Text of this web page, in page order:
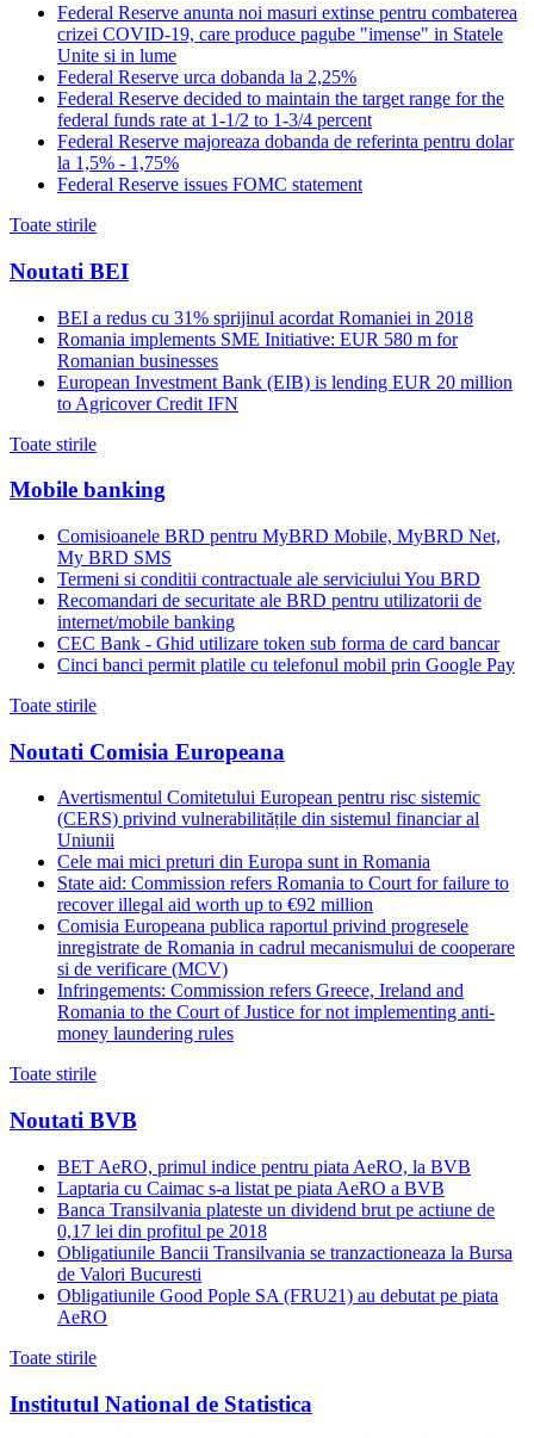
Federal Reserve anunta noi masuri extinse pentru combaterea
crizei COVID-19, care produce pagube "imense" in Statele
Unite si in lume
Federal Reserve urca dobanda la 2,25%
Federal Reserve decided to maintain the target range for the
federal funds rate at 1-1/2 to 1-3/4 percent
Federal Reserve majoreaza dobanda de referinta pentru dolar
la 1,5% - 1,75%
Federal Reserve issues FOMC statement
Toate stirile
Noutati BEI
BEI a redus cu 31% sprijinul acordat Romaniei in 2018
Romania implements SME Initiative: EUR 580 m for
Romanian businesses
European Investment Bank (EIB) is lending EUR 20 million
to Agricover Credit IFN
Toate stirile
Mobile banking
Comisioanele BRD pentru MyBRD Mobile, MyBRD Net,
My BRD SMS
Termeni si conditii contractuale ale serviciului You BRD
Recomandari de securitate ale BRD pentru utilizatorii de
internet/mobile banking
CEC Bank - Ghid utilizare token sub forma de card bancar
Cinci banci permit platile cu telefonul mobil prin Google Pay
Toate stirile
Noutati Comisia Europeana
Avertismentul Comitetului European pentru risc sistemic
(CERS) privind vulnerabilitățile din sistemul financiar al
Uniunii
Cele mai mici preturi din Europa sunt in Romania
State aid: Commission refers Romania to Court for failure to
recover illegal aid worth up to €92 million
Comisia Europeana publica raportul privind progresele
inregistrate de Romania in cadrul mecanismului de cooperare
si de verificare (MCV)
Infringements: Commission refers Greece, Ireland and
Romania to the Court of Justice for not implementing anti-
money laundering rules
Toate stirile
Noutati BVB
BET AeRO, primul indice pentru piata AeRO, la BVB
Laptaria cu Caimac s-a listat pe piata AeRO a BVB
Banca Transilvania plateste un dividend brut pe actiune de
0,17 lei din profitul pe 2018
Obligatiunile Bancii Transilvania se tranzactioneaza la Bursa
de Valori Bucuresti
Obligatiunile Good Pople SA (FRU21) au debutat pe piata
AeRO
Toate stirile
Institutul National de Statistica